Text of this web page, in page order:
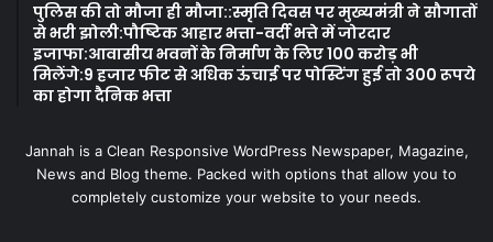
पुलिस की तो मौजा ही मौजा::स्मृति दिवस पर मुख्यमंत्री ने सौगातों
से भरी झोली:पौष्टिक आहार भत्ता-वर्दी भत्ते में जोरदार
इजाफा:आवासीय भवनों के निर्माण के लिए 100 करोड़ भी
मिलेंगे:9 हजार फीट से अधिक ऊंचाई पर पोस्टिंग हुई तो 300 रूपये
का होगा दैनिक भत्ता
Jannah is a Clean Responsive WordPress Newspaper, Magazine,
News and Blog theme. Packed with options that allow you to
completely customize your website to your needs.